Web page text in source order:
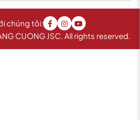
CUONG JSC. All rights reserved.
chúng tôi: